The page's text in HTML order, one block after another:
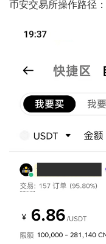
币安交易所操作路径：